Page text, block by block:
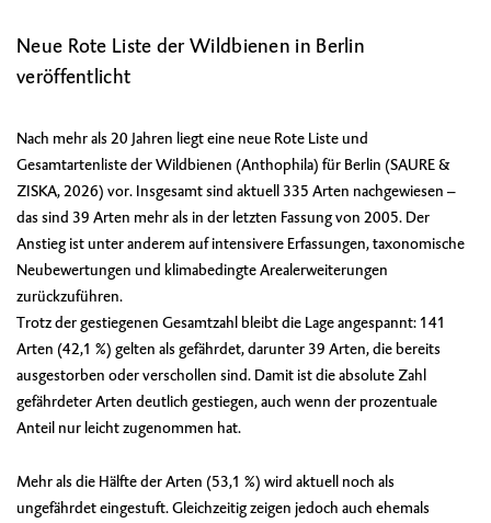
Neue Rote Liste der Wildbienen in Berlin
veröffentlicht
Nach mehr als 20 Jahren liegt eine neue Rote Liste und
Gesamtartenliste der Wildbienen (Anthophila) für Berlin (SAURE &
ZISKA, 2026) vor. Insgesamt sind aktuell 335 Arten nachgewiesen –
das sind 39 Arten mehr als in der letzten Fassung von 2005. Der
Anstieg ist unter anderem auf intensivere Erfassungen, taxonomische
Neubewertungen und klimabedingte Arealerweiterungen
zurückzuführen.
Trotz der gestiegenen Gesamtzahl bleibt die Lage angespannt: 141
Arten (42,1 %) gelten als gefährdet, darunter 39 Arten, die bereits
ausgestorben oder verschollen sind. Damit ist die absolute Zahl
gefährdeter Arten deutlich gestiegen, auch wenn der prozentuale
Anteil nur leicht zugenommen hat.
Mehr als die Hälfte der Arten (53,1 %) wird aktuell noch als
ungefährdet eingestuft. Gleichzeitig zeigen jedoch auch ehemals